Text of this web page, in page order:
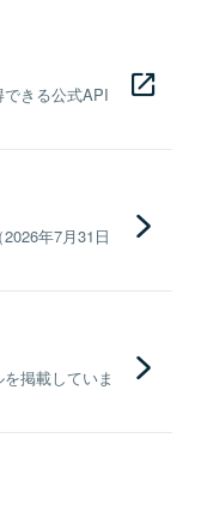
きる公式API
年7月31日
掲載していま